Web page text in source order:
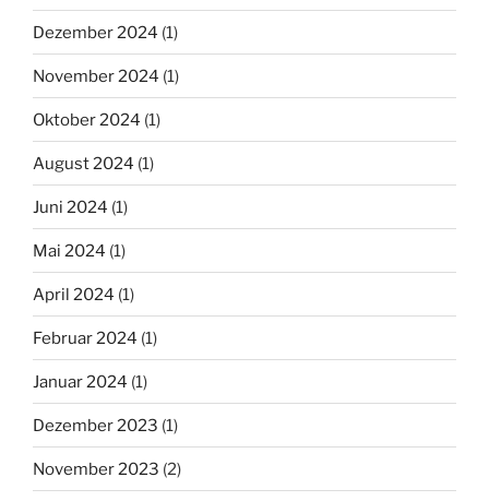
Dezember 2024 (1)
November 2024 (1)
Oktober 2024 (1)
August 2024 (1)
Juni 2024 (1)
Mai 2024 (1)
April 2024 (1)
Februar 2024 (1)
Januar 2024 (1)
Dezember 2023 (1)
November 2023 (2)